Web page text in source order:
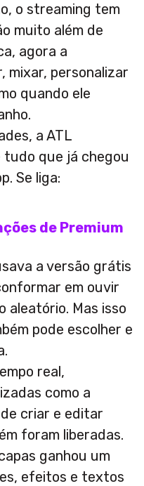
o streaming tem
muito além de
agora a
mixar, personalizar
quando ele
a ATL
tudo que já chegou
Se liga:
de Premium
a versão grátis
em ouvir
aleatório. Mas isso
pode escolher e
real,
como a
criar e editar
foram liberadas.
ganhou um
efeitos e textos